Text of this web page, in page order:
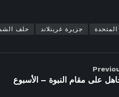
المتحدة جزيرة غرينلاند حلف
على مقام النبوة – الأسبوع